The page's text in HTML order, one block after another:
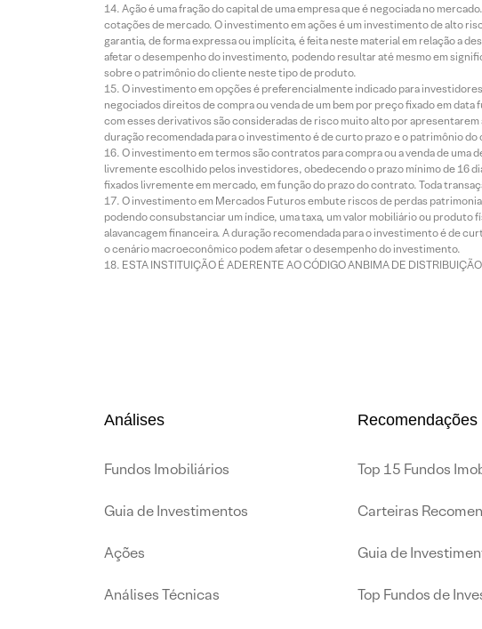
Ação é uma fração do capital de uma empresa que é negociada no
cotações de mercado. O investimento em ações é um investimento de alto
garantia, de forma expressa ou implícita, é feita neste material em relação a
afetar o desempenho do investimento, podendo resultar até mesmo em
sobre o patrimônio do cliente neste tipo de produto.
O investimento em opções é preferencialmente indicado para
negociados direitos de compra ou venda de um bem por preço fixado em
com esses derivativos são consideradas de risco muito alto por
duração recomendada para o investimento é de curto prazo e o patrimônio
O investimento em termos são contratos para compra ou a venda de uma
livremente escolhido pelos investidores, obedecendo o prazo mínimo de 16
fixados livremente em mercado, em função do prazo do contrato. Toda
O investimento em Mercados Futuros embute riscos de perdas
podendo consubstanciar um índice, uma taxa, um valor mobiliário ou
alavancagem financeira. A duração recomendada para o investimento é de
o cenário macroeconômico podem afetar o desempenho do investimento.
ESTA INSTITUIÇÃO É ADERENTE AO CÓDIGO ANBIMA DE
Análises
Fundos Imobiliários
Guia de Investimentos
Ações
Análises Técnicas
Recomendações
Top 15 Fundos
Carteiras
Guia de
Top Fundos de